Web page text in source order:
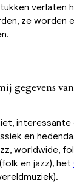
verlaten
ze worden
gegevens
interessante
en
worldwide,
(folk en jazz), het